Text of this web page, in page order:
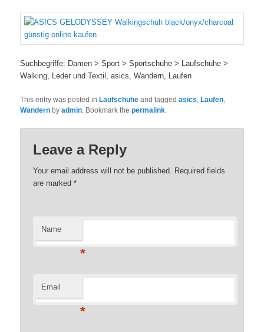
Suchbegriffe: Damen > Sport > Sportschuhe > Laufschuhe >
Walking, Leder und Textil, asics, Wandern, Laufen
This entry was posted inLaufschuhe and taggedasics,Laufen,
Wandern byadmin. Bookmark thepermalink.
Leave a Reply
Your email address will not be published. Required fields
are marked*
Name
*
Email
*